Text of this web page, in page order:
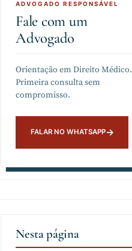
Fale com um
Advogado
Orientação em Direito Médico.
Primeira consulta sem
compromisso.
Nesta página